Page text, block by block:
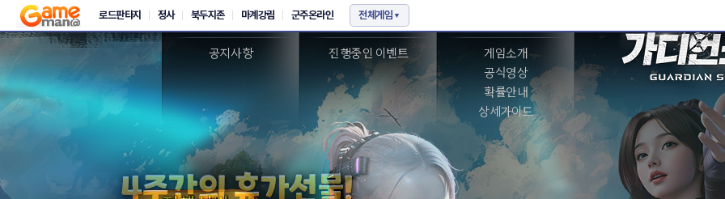
새소식
공지사항
이벤트
진행중인 이벤트
게임소개
공식영상
확률안내
상세가이드